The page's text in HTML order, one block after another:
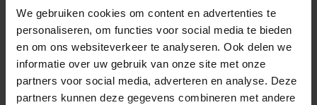
We gebruiken cookies om content en advertenties te
personaliseren, om functies voor social media te bieden
en om ons websiteverkeer te analyseren. Ook delen we
informatie over uw gebruik van onze site met onze
partners voor social media, adverteren en analyse. Deze
partners kunnen deze gegevens combineren met andere
vallen misschien iets meer in het niet of jouw talenten
liggen toch op een iets ander gebied. Online content zorgt
ervoor dat jouw bedrijf op de kaart wordt gezet. Het is dé
manier om te laten zien wie je bent en waar je voor staat!
Let’s DO Events is jouw samenwerkingspartner in de online
content. Met onze creativiteit, passie en daadwerkelijke